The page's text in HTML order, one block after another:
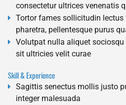
consectetur ultrices venenatis
Tortor fames sollicitudin
pharetra, pellentesque purus
Volutpat nulla aliquet
sit ultricies velit curae
Skill & Experience
Sagittis senectus mollis justo
integer malesuada